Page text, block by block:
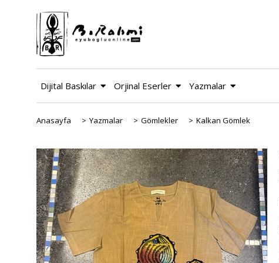
Dijital Baskılar Orjinal Eserler Yazmalar
Anasayfa > Yazmalar > Gömlekler > Kalkan Gömlek